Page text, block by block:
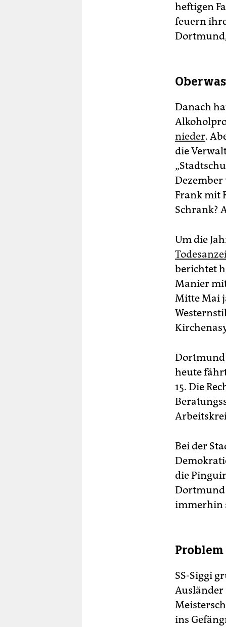
heftigen
feuern
Danach
nieder.
die
Dezember
Frank mit
Schrank?
Um die
berichtet
Manier
Mitte Mai
Dortmund
heute
15. Die
Bei der
die
Dortmund
immerhin
Problem
SS-Siggi
Ausländer
ins